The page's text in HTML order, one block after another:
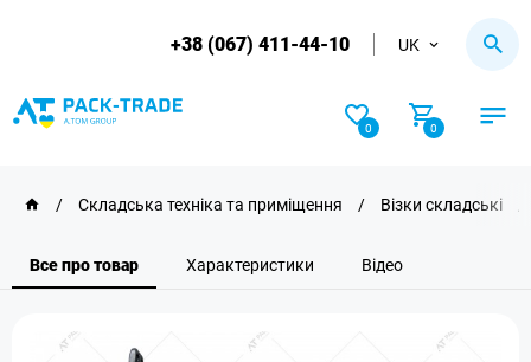
+38 (067) 411-44-10 UK
0 0
/ Складська техніка та приміщення / Візки складські
Все про товар Характеристики Відео